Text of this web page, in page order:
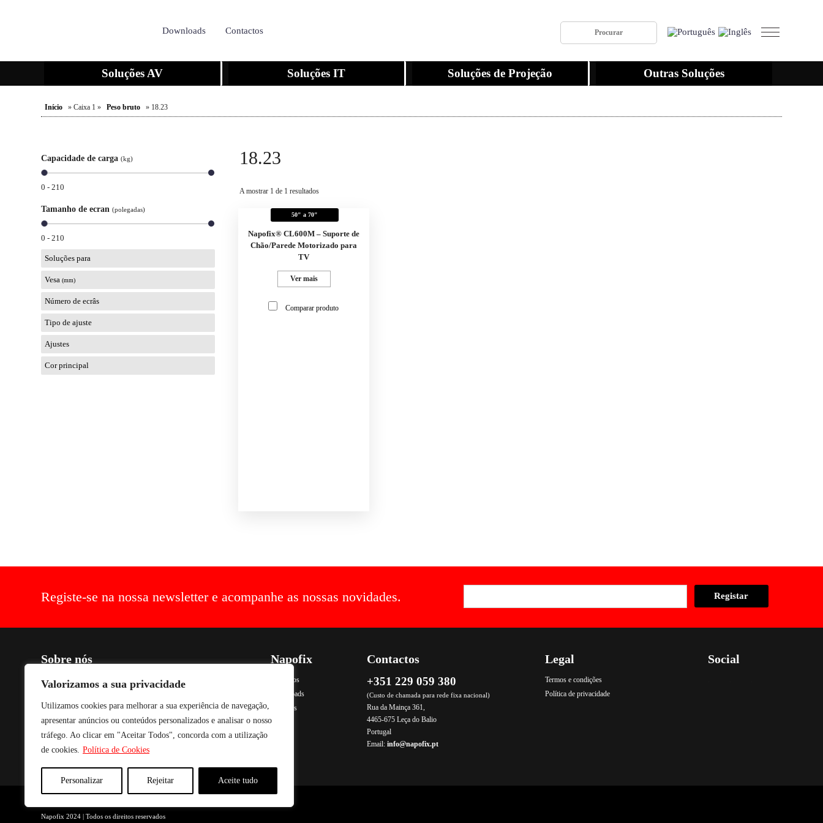
Valorizamos a sua privacidade
Utilizamos cookies para melhorar a sua experiência de navegação,
apresentar anúncios ou conteúdos personalizados e analisar o nosso
tráfego. Ao clicar em "Aceitar Todos", concorda com a utilização
de cookies. Política de Cookies
Personalizar Rejeitar Aceite tudo
Downloads Contactos
Soluções AV Soluções IT Soluções de Projeção Outras Soluções
Início » Caixa 1 » Peso bruto » 18.23
Capacidade de carga(kg)
0 - 210
Tamanho de ecran(polegadas)
0 - 210
Soluções para
Vesa (mm)
Número de ecrâs
Tipo de ajuste
Ajustes
Cor principal
18.23
A mostrar 1 de 1 resultados
50" a 70"
Napofix® CL600M – Suporte de
Chão/Parede Motorizado para
TV
Ver mais
Comparar produto
Registe-se na nossa newsletter e acompanhe as nossas novidades.
Sobre nós
Criada em 1990, voltada para o fabrico de soluções de optimização
de audio, vídeo e imagem. Os nossos produtos são fabricados com
tecnologia avançada, combinando com acabamento a Epóxi,
conferindo um acabamento e textura de excelente qualidade e
sempre em stock todos os produtos para entrega imediata.
Napofix
Contactos
Downloads
Produtos
Contactos
+351 229 059 380
(Custo de chamada para rede fixa nacional)
Rua da Mainça 361,
4465-675 Leça do Balio
Portugal
Email:info@napofix.pt
Legal
Termos e condições
Política de privacidade
Social
Napofix 2024 | Todos os direitos reservados